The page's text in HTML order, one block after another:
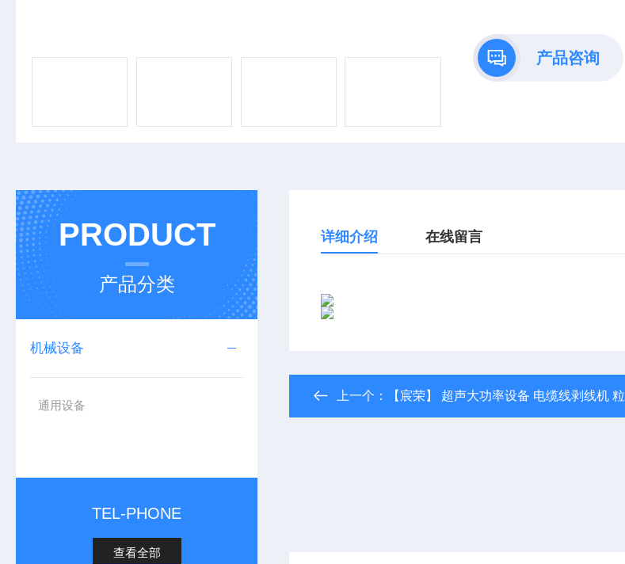
产品咨询
PRODUCT
产品分类
机械设备
通用设备
TEL-PHONE
查看全部
详细介绍 在线留言
上一个： 【宸荣】 超声大功率设备 电缆线剥线机 粒径控制能力强 振动筛选